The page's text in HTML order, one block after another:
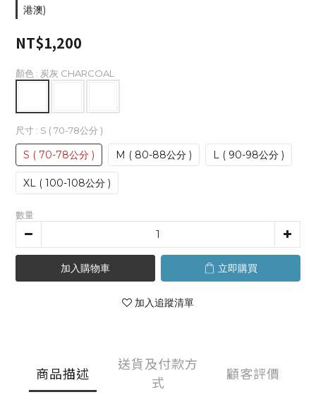
港澳)
NT$1,200
顏色 : 炭灰 CHARCOAL
尺寸 : S ( 70-78公分 )
S ( 70-78公分 ) M ( 80-88公分 ) L ( 90-98公分 )
XL ( 100-108公分 )
數量
加入購物車 立即購買
加入追蹤清單
商品描述
送貨及付款方
式
顧客評價